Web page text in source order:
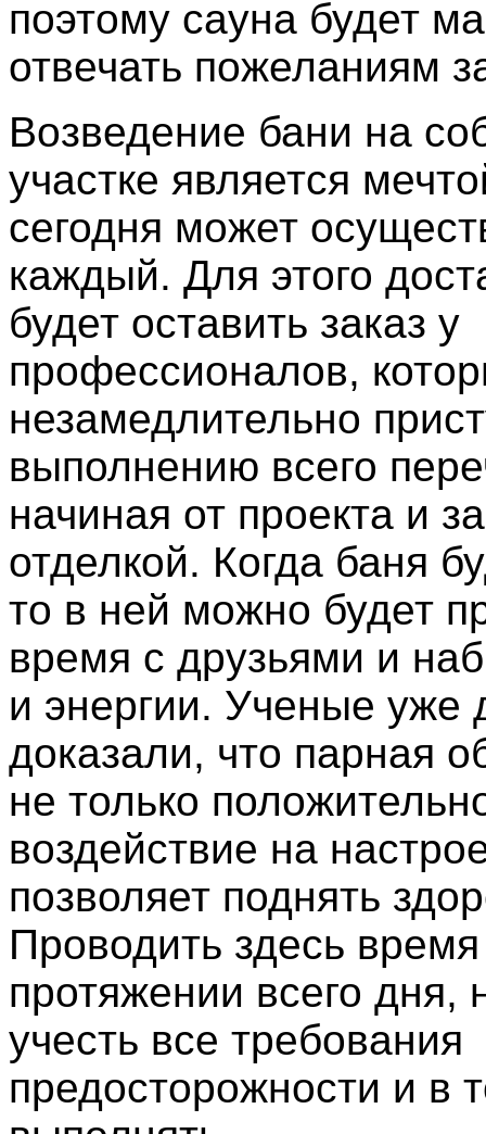
поэтому сауна будет
отвечать пожеланиям
Возведение бани на
участке является
сегодня может
каждый. Для этого
будет оставить заказ у
профессионалов,
незамедлительно
выполнению всего
начиная от проекта и
отделкой. Когда баня
то в ней можно будет
время с друзьями и
и энергии. Ученые уже
доказали, что парная
не только
воздействие на
позволяет поднять
Проводить здесь
протяжении всего дня,
учесть все требования
предосторожности и в